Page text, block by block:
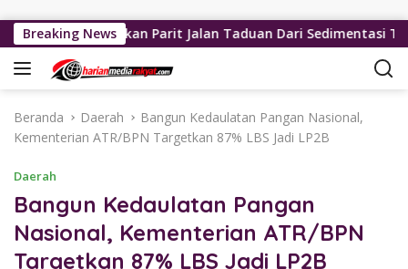
Breaking News
Bersihkan Parit Jalan Taduan Dari Sedimentasi Tebal
Beranda Daerah
Bangun Kedaulatan Pangan Nasional,
Kementerian ATR/BPN Targetkan 87% LBS Jadi LP2B
Daerah
Bangun Kedaulatan Pangan
Nasional, Kementerian ATR/BPN
Targetkan 87% LBS Jadi LP2B